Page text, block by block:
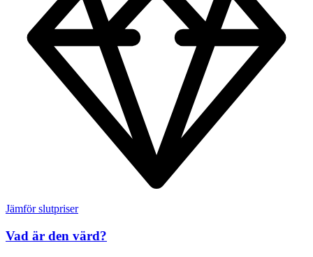
Jämför slutpriser
Vad är den värd?